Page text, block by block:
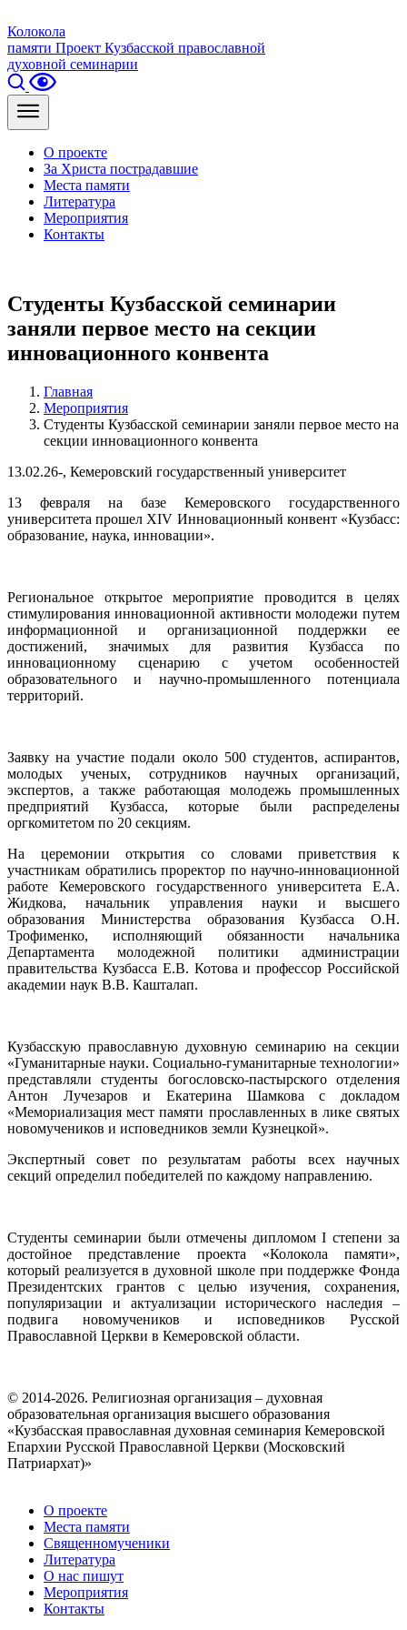
Колокола
памяти Проект Кузбасской православной
духовной семинарии
О проекте
За Христа пострадавшие
Места памяти
Литература
Мероприятия
Контакты
Студенты Кузбасской семинарии
заняли первое место на секции
инновационного конвента
Главная
Мероприятия
Студенты Кузбасской семинарии заняли первое место на
секции инновационного конвента
13.02.26-, Кемеровский государственный университет
13 февраля на базе Кемеровского государственного
университета прошел XIV Инновационный конвент «Кузбасс:
образование, наука, инновации».
Региональное открытое мероприятие проводится в целях
стимулирования инновационной активности молодежи путем
информационной и организационной поддержки ее
достижений, значимых для развития Кузбасса по
инновационному сценарию с учетом особенностей
образовательного и научно-промышленного потенциала
территорий.
Заявку на участие подали около 500 студентов, аспирантов,
молодых ученых, сотрудников научных организаций,
экспертов, а также работающая молодежь промышленных
предприятий Кузбасса, которые были распределены
оргкомитетом по 20 секциям.
На церемонии открытия со словами приветствия к
участникам обратились проректор по научно-инновационной
работе Кемеровского государственного университета Е.А.
Жидкова, начальник управления науки и высшего
образования Министерства образования Кузбасса О.Н.
Трофименко, исполняющий обязанности начальника
Департамента молодежной политики администрации
правительства Кузбасса Е.В. Котова и профессор Российской
академии наук В.В. Кашталап.
Кузбасскую православную духовную семинарию на секции
«Гуманитарные науки. Социально-гуманитарные технологии»
представляли студенты богословско-пастырского отделения
Антон Лучезаров и Екатерина Шамкова с докладом
«Мемориализация мест памяти прославленных в лике святых
новомучеников и исповедников земли Кузнецкой».
Экспертный совет по результатам работы всех научных
секций определил победителей по каждому направлению.
Студенты семинарии были отмечены дипломом I степени за
достойное представление проекта «Колокола памяти»,
который реализуется в духовной школе при поддержке Фонда
Президентских грантов с целью изучения, сохранения,
популяризации и актуализации исторического наследия –
подвига новомучеников и исповедников Русской
Православной Церкви в Кемеровской области.
© 2014-2026. Религиозная организация – духовная
образовательная организация высшего образования
«Кузбасская православная духовная семинария Кемеровской
Епархии Русской Православной Церкви (Московский
Патриархат)»
О проекте
Места памяти
Священномученики
Литература
О нас пишут
Мероприятия
Контакты